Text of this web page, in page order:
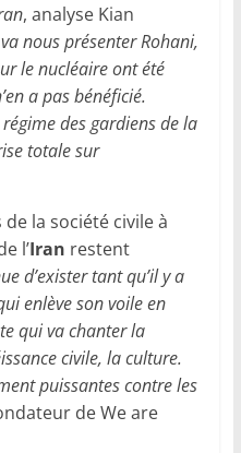
, analyse Kian
nous présenter Rohani,
le nucléaire ont été
a pas bénéficié.
des gardiens de la
totale sur
la société civile à
l’Iran restent
d’exister tant qu’il y a
enlève son voile en
qui va chanter la
civile, la culture.
puissantes contre les
de We are